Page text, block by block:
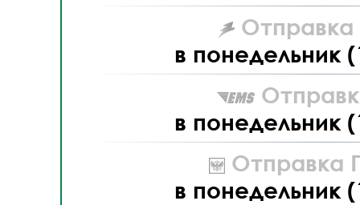
Отправка
в понедельник
в понедельник
Отправка
в понедельник